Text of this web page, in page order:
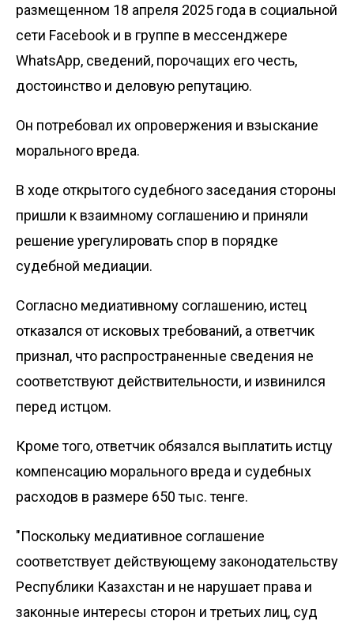
размещенном 18 апреля 2025 года в социальной
сети Facebook и в группе в мессенджере
WhatsApp, сведений, порочащих его честь,
достоинство и деловую репутацию.
Он потребовал их опровержения и взыскание
морального вреда.
В ходе открытого судебного заседания стороны
пришли к взаимному соглашению и приняли
решение урегулировать спор в порядке
судебной медиации.
Согласно медиативному соглашению, истец
отказался от исковых требований, а ответчик
признал, что распространенные сведения не
соответствуют действительности, и извинился
перед истцом.
Кроме того, ответчик обязался выплатить истцу
компенсацию морального вреда и судебных
расходов в размере 650 тыс. тенге.
"Поскольку медиативное соглашение
соответствует действующему законодательству
Республики Казахстан и не нарушает права и
законные интересы сторон и третьих лиц, суд